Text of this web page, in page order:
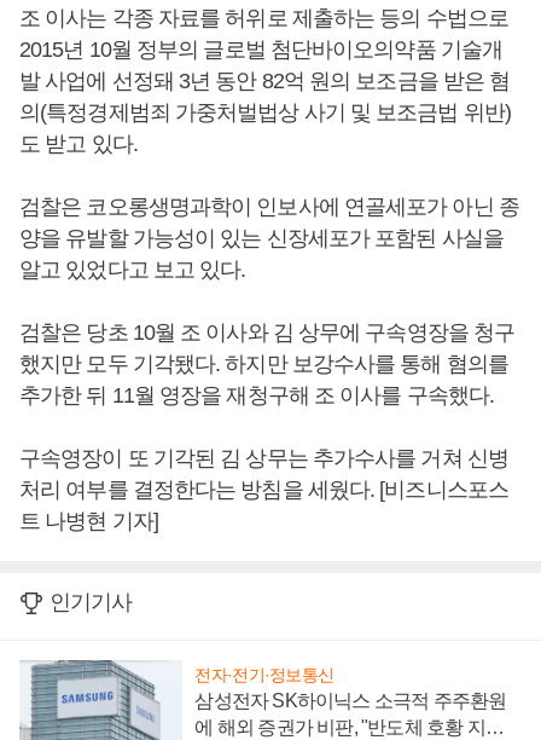
조 이사는 각종 자료를 허위로 제출하는 등의 수법으로
2015년 10월 정부의 글로벌 첨단바이오의약품 기술개
발 사업에 선정돼 3년 동안 82억 원의 보조금을 받은 혐
의(특정경제범죄 가중처벌법상 사기 및 보조금법 위반)
도 받고 있다.
검찰은 코오롱생명과학이 인보사에 연골세포가 아닌 종
양을 유발할 가능성이 있는 신장세포가 포함된 사실을
알고 있었다고 보고 있다.
검찰은 당초 10월 조 이사와 김 상무에 구속영장을 청구
했지만 모두 기각됐다. 하지만 보강수사를 통해 혐의를
추가한 뒤 11월 영장을 재청구해 조 이사를 구속했다.
구속영장이 또 기각된 김 상무는 추가수사를 거쳐 신병
처리 여부를 결정한다는 방침을 세웠다. [비즈니스포스
트 나병현 기자]
인기기사
전자·전기·정보통신
삼성전자 SK하이닉스 소극적 주주환원
에 해외 증권가 비판, "반도체 호황 지속